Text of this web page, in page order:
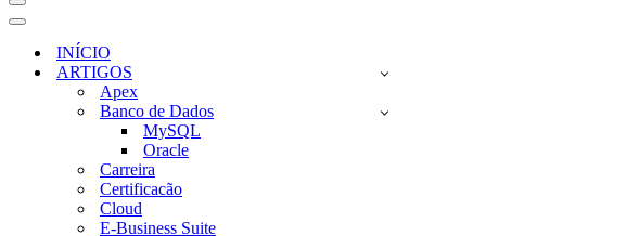
Menu
de
navegação
Menu
navegaçãoINÍCIO
ARTIGOS
Apex
Banco de Dados
MySQL
Oracle
Carreira
Certificacão
Cloud
E-Business Suite